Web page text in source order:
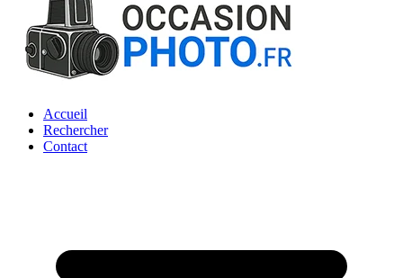
Accueil
Rechercher
Contact